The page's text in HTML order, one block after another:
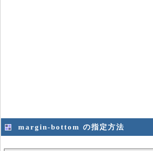
margin-bottom の指定方法